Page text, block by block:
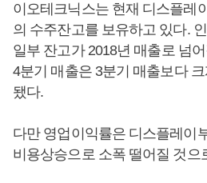
이오테크닉스는 현재 디스플레
의 수주잔고를 보유하고 있다.
일부 잔고가 2018년 매출로 넘
4분기 매출은 3분기 매출보다
됐다.
다만 영업이익률은 디스플레이
비용상승으로 소폭 떨어질 것으